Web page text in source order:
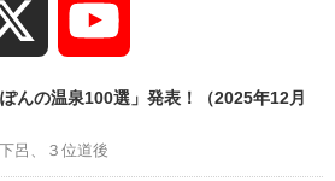
Channel
んの温泉100選」発表！（2025年12月
呂、３位道後